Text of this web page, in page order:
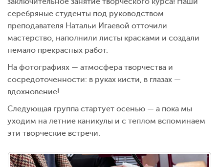
серебряные студенты под руководством
преподавателя Натальи Игаевой отточили
мастерство, наполнили листы красками и создали
немало прекрасных работ.
На фотографиях — атмосфера творчества и
сосредоточенности: в руках кисти, в глазах —
вдохновение!
Следующая группа стартует осенью — а пока мы
уходим на летние каникулы и с теплом вспоминаем
эти творческие встречи.